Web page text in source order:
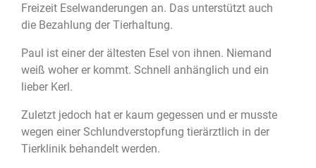
Freizeit Eselwanderungen an. Das unterstützt auch
die Bezahlung der Tierhaltung.
Paul ist einer der ältesten Esel von ihnen. Niemand
weiß woher er kommt. Schnell anhänglich und ein
lieber Kerl.
Zuletzt jedoch hat er kaum gegessen und er musste
wegen einer Schlundverstopfung tierärztlich in der
Tierklinik behandelt werden.